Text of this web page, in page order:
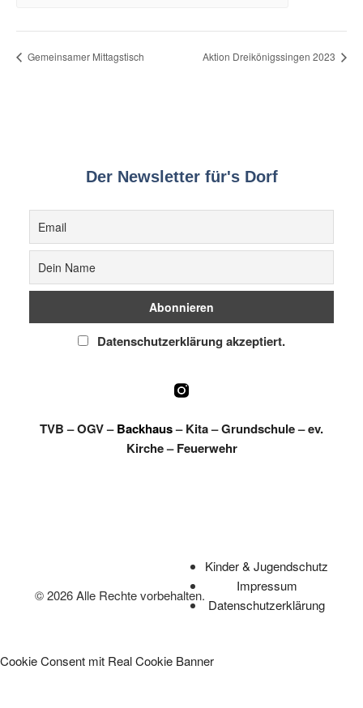
Gemeinsamer Mittagstisch Aktion Dreikönigssingen 2023
Der Newsletter für's Dorf
Datenschutzerklärung akzeptiert.
TVB–OGV–Backhaus–Kita–Grundschule–ev.
Kirche–Feuerwehr
© 2026 Alle Rechte vorbehalten.
Kinder & Jugendschutz
Impressum
Datenschutzerklärung
Cookie Consent mit Real Cookie Banner